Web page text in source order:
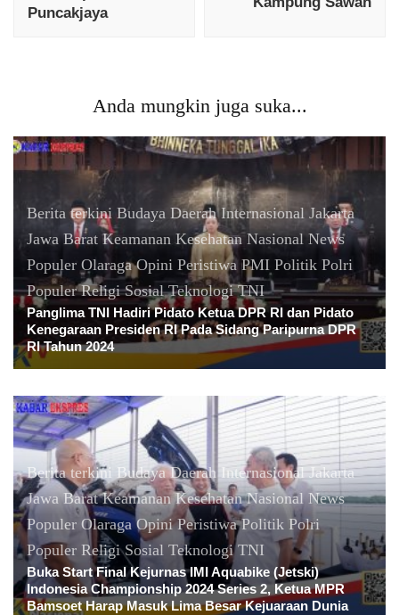
Puncakjaya
Anda mungkin juga suka...
Berita terkini Budaya Daerah Internasional Jakarta
Jawa Barat Keamanan Kesehatan Nasional News
Populer Olaraga Opini Peristiwa PMI Politik Polri
Populer Religi Sosial Teknologi TNI
Panglima TNI Hadiri Pidato Ketua DPR RI dan Pidato
Kenegaraan Presiden RI Pada Sidang Paripurna DPR
RI Tahun 2024
Berita terkini Budaya Daerah Internasional Jakarta
Jawa Barat Keamanan Kesehatan Nasional News
Populer Olaraga Opini Peristiwa Politik Polri
Populer Religi Sosial Teknologi TNI
Buka Start Final Kejurnas IMI Aquabike (Jetski)
Indonesia Championship 2024 Series 2, Ketua MPR
Bamsoet Harap Masuk Lima Besar Kejuaraan Dunia